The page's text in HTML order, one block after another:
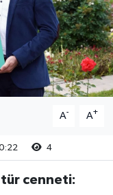
A- A+
4
tür cenneti: